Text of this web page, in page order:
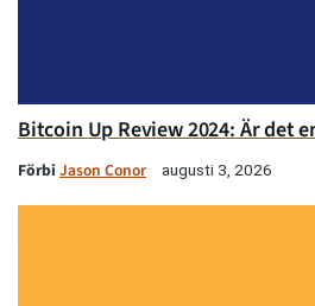
Bitcoin Up Review 2024: Är det
Förbi Jason Conor augusti 3, 2026